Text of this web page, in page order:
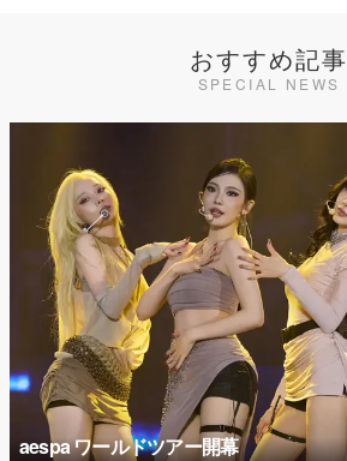
おすすめ記事
SPECIAL NEWS
aespa ワールドツアー開幕